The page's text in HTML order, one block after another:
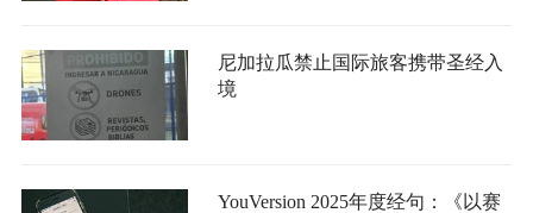
尼加拉瓜禁止国际旅客携带圣经入
境
YouVersion 2025年度经句：《以赛